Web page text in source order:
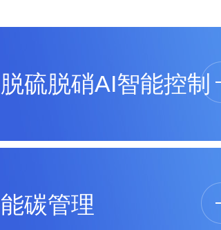
脱硫脱硝AI智能控制
能碳管理